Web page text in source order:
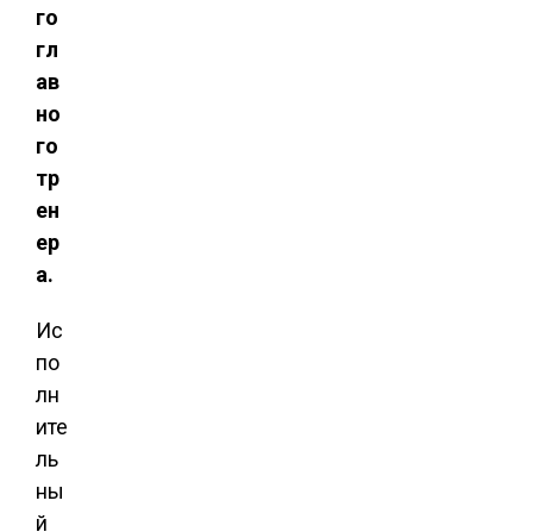
го
гл
ав
но
го
тр
ен
ер
а.
Ис
по
лн
ите
ль
ны
й